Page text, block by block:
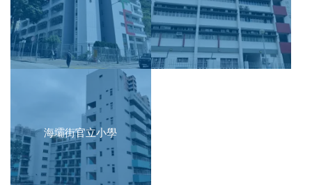
海壩街官立小學